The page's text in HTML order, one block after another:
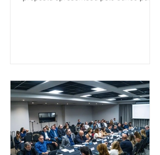
negociações das empregadas e dos
empregados exigiram que a Caixa refaça
os cálculos e apresente uma nova
proposta. O entendimento é que a
proposta